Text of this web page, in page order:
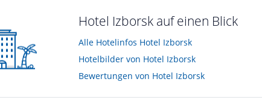
Hotel Izborsk auf einen Blick
Alle Hotelinfos Hotel Izborsk
Hotelbilder von Hotel Izborsk
Bewertungen von Hotel Izborsk